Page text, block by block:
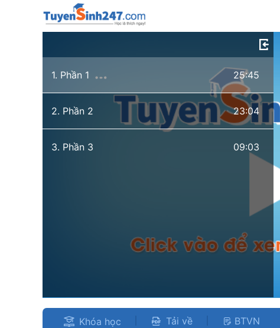
1. Phần 1 25:45
2. Phần 2 23:04
3. Phần 3 09:03
Khóa học Tải về BTVN